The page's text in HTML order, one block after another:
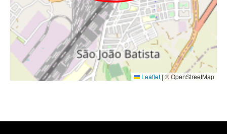
Leaflet | © OpenStreetMap